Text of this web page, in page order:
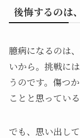
後悔するのは
臆病になるのは
いから。挑戦に
うのです。傷つ
ことと思っている
でも、思い出し